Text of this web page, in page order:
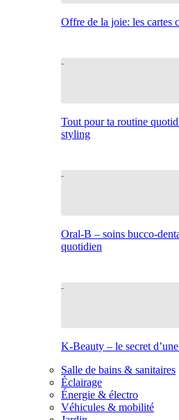
Offre de la joie: les cartes
Tout pour ta routine
styling
Oral-B – soins bucco-
quotidien
K-Beauty – le secret
Salle de bains & sanitaires
Éclairage
Énergie & électro
Véhicules & mobilité